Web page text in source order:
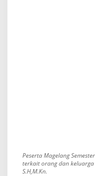
Peserta Magelang
terkait orang dan
S.H,M.Kn.